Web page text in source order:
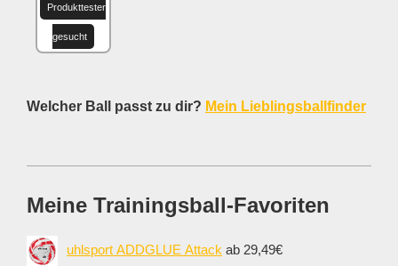
Produkttester
gesucht
Welcher Ball passt zu dir? Mein Lieblingsballfinder
Meine Trainingsball-Favoriten
uhlsport ADDGLUE Attack ab 29,49€